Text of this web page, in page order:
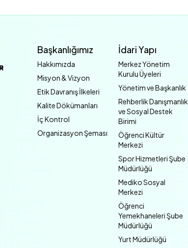
Başkanlığımız
Hakkımızda
Misyon & Vizyon
Etik Davranış İlkeleri
Kalite Dökümanları
İç Kontrol
Organizasyon Şeması
İdari Yapı
Merkez Yönetim
Kurulu Üyeleri
Yönetim ve Başkanlık
Rehberlik Danışmanlık
ve Sosyal Destek
Birimi
Öğrenci Kültür
Merkezi
Spor Hizmetleri Şube
Müdürlüğü
Mediko Sosyal
Merkezi
Öğrenci
Yemekhaneleri Şube
Müdürlüğü
Yurt Müdürlüğü